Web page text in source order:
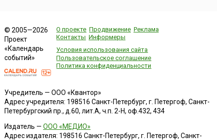
© 2005—2026
Проект
«Календарь
событий»
О проекте Продвижение Реклама
Контакты Информеры
Условия использования сайта
Пользовательское соглашение
Политика конфиденциальности
Учредитель — ООО «Квантор»
Адрес учредителя: 198516 Санкт-Петербург, г. Петергоф, Санкт-
Петербургский пр., д.60, лит.А, ч.п. 2-Н, оф.432, 434
Издатель — ООО «МЕДИО»
Адрес издателя: 198516 Санкт-Петербург, г. Петергоф, Санкт-